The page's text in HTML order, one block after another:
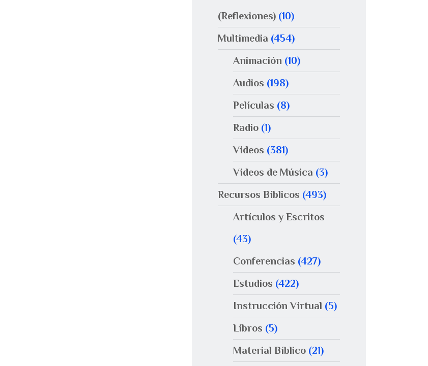
(Reflexiones) (10)
Multimedia (454)
Animación (10)
Audios (198)
Películas (8)
Radio (1)
Videos (381)
Videos de Música (3)
Recursos Bíblicos (493)
Artículos y Escritos
(43)
Conferencias (427)
Estudios (422)
Instrucción Virtual (5)
Libros (5)
Material Bíblico (21)